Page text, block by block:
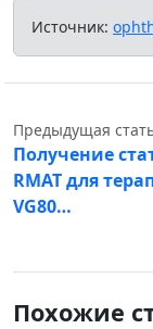
Источник:
Предыдущая
Получение
RMAT для
VG80…
Похожие